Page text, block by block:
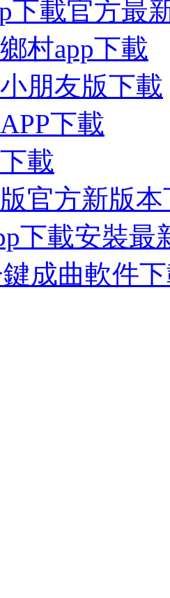
下載官方最
村app下載
朋友版下載
下載
載
官方新版本
下載安裝最
成曲軟件